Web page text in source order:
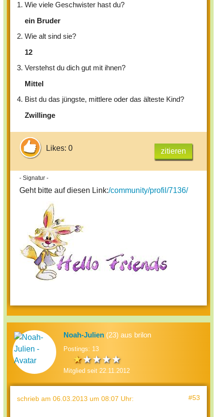
1. Wie viele Geschwister hast du?
ein Bruder
2. Wie alt sind sie?
12
3. Verstehst du dich gut mit ihnen?
Mittel
4. Bist du das jüngste, mittlere oder das älteste Kind?
Zwillinge
Likes: 0 zitieren
- Signatur -
Geht bitte auf diesen Link:/community/profil/7136/
Noah-Julien (23) aus brilon
Postings: 13
Mitglied seit 22.11.2012
schrieb am 06.03.2013 um 08:07 Uhr: #53